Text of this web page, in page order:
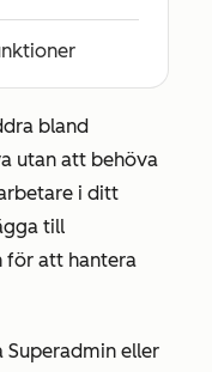
bland
utan att behöva
i ditt
till
för att hantera
Superadmin eller